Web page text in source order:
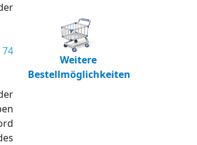
74
Weitere
Bestellmöglichkeiten